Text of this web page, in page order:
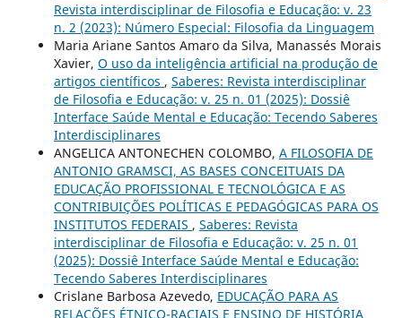
Revista interdisciplinar de Filosofia e Educação: v. 23
n. 2 (2023): Número Especial: Filosofia da Linguagem
Maria Ariane Santos Amaro da Silva, Manassés Morais
Xavier, O uso da inteligência artificial na produção de
artigos científicos , Saberes: Revista interdisciplinar
de Filosofia e Educação: v. 25 n. 01 (2025): Dossiê
Interface Saúde Mental e Educação: Tecendo Saberes
Interdisciplinares
ANGELICA ANTONECHEN COLOMBO, A FILOSOFIA DE
ANTONIO GRAMSCI, AS BASES CONCEITUAIS DA
EDUCAÇÃO PROFISSIONAL E TECNOLÓGICA E AS
CONTRIBUIÇÕES POLÍTICAS E PEDAGÓGICAS PARA OS
INSTITUTOS FEDERAIS , Saberes: Revista
interdisciplinar de Filosofia e Educação: v. 25 n. 01
(2025): Dossiê Interface Saúde Mental e Educação:
Tecendo Saberes Interdisciplinares
Crislane Barbosa Azevedo, EDUCAÇÃO PARA AS
RELAÇÕES ÉTNICO-RACIAIS E ENSINO DE HISTÓRIA